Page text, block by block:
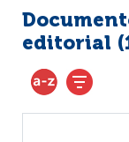
editorial (